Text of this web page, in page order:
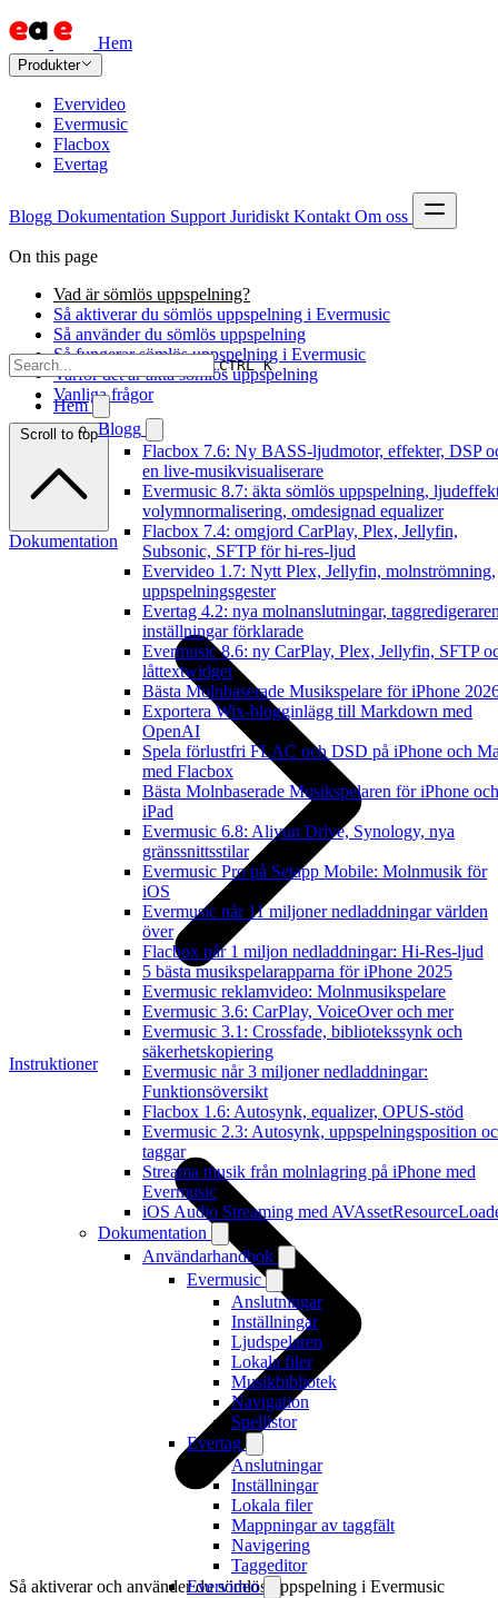
Hem
Produkter
Evervideo
Evermusic
Flacbox
Evertag
Blogg Dokumentation Support Juridiskt Kontakt Om oss
CTRL K
Hem
Blogg
Flacbox 7.6: Ny BASS-ljudmotor, effekter, DSP
en live-musikvisualiserare
Evermusic 8.7: äkta sömlös uppspelning,
volymnormalisering, omdesignad equalizer
Flacbox 7.4: omgjord CarPlay, Plex, Jellyfin,
Subsonic, SFTP för hi-res-ljud
Evervideo 1.7: Nytt Plex, Jellyfin, molnströmning,
uppspelningsgester
Evertag 4.2: nya molnanslutningar,
inställningar förklarade
Evermusic 8.6: ny CarPlay, Plex, Jellyfin, SFTP
låttextwidget
Bästa Molnbaserade Musikspelare för iPhone
Exportera Wix-blogginlägg till Markdown med
OpenAI
Spela förlustfri FLAC och DSD på iPhone och
med Flacbox
Bästa Molnbaserade Musikspelaren för iPhone och
iPad
Evermusic 6.8: Aliyun Drive, Synology, nya
gränssnittsstilar
Evermusic Pro på Setapp Mobile: Molnmusik för
iOS
Evermusic når 11 miljoner nedladdningar världen
över
Flacbox når 1 miljon nedladdningar: Hi-Res-ljud
5 bästa musikspelarapparna för iPhone 2025
Evermusic reklamvideo: Molnmusikspelare
Evermusic 3.6: CarPlay, VoiceOver och mer
Evermusic 3.1: Crossfade, bibliotekssynk och
säkerhetskopiering
Evermusic når 3 miljoner nedladdningar:
Funktionsöversikt
Flacbox 1.6: Autosynk, equalizer, OPUS-stöd
Evermusic 2.3: Autosynk, uppspelningsposition
taggar
Streama musik från molnlagring på iPhone med
Evermusic
iOS Audio Streaming med
Dokumentation
Användarhandbok
Evermusic
Anslutningar
Inställningar
Ljudspelaren
Lokala filer
Musikbibliotek
Navigation
Spellistor
Evertag
Anslutningar
Inställningar
Lokala filer
Mappningar av taggfält
Navigering
Taggeditor
Evervideo
On this page
Vad är sömlös uppspelning?
Så aktiverar du sömlös uppspelning i Evermusic
Så använder du sömlös uppspelning
Så fungerar sömlös uppspelning i Evermusic
Varför det är äkta sömlös uppspelning
Vanliga frågor
Scroll to top
Dokumentation
Instruktioner
Så aktiverar och använder du sömlös uppspelning i Evermusic